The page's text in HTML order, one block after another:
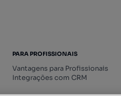
PARA PROFISSIONAIS
Vantagens para Profissionais
Integrações com CRM